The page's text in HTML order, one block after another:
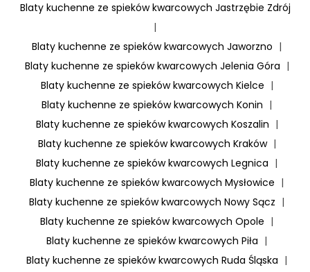
Blaty kuchenne ze spieków kwarcowych Jastrzębie Zdrój
|
Blaty kuchenne ze spieków kwarcowych Jaworzno |
Blaty kuchenne ze spieków kwarcowych Jelenia Góra |
Blaty kuchenne ze spieków kwarcowych Kielce |
Blaty kuchenne ze spieków kwarcowych Konin |
Blaty kuchenne ze spieków kwarcowych Koszalin |
Blaty kuchenne ze spieków kwarcowych Kraków |
Blaty kuchenne ze spieków kwarcowych Legnica |
Blaty kuchenne ze spieków kwarcowych Mysłowice |
Blaty kuchenne ze spieków kwarcowych Nowy Sącz |
Blaty kuchenne ze spieków kwarcowych Opole |
Blaty kuchenne ze spieków kwarcowych Piła |
Blaty kuchenne ze spieków kwarcowych Ruda Śląska |